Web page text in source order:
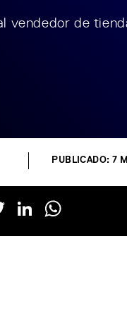
vendedor de
PUBLICADO: 7
TwitterLinkedIn